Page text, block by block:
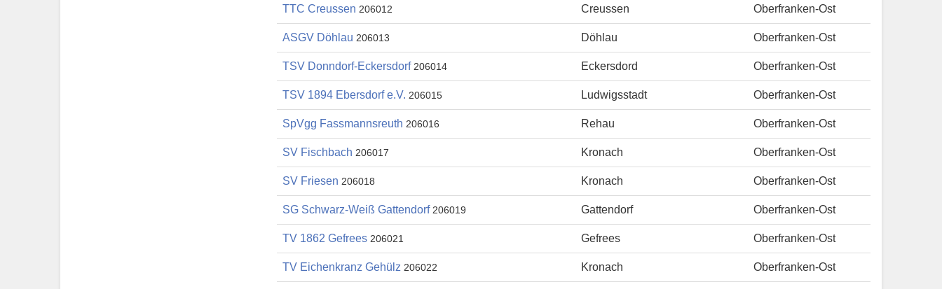
TTC Creussen 206012 Creussen Oberfranken-Ost
ASGV Döhlau 206013 Döhlau Oberfranken-Ost
TSV Donndorf-Eckersdorf 206014 Eckersdord Oberfranken-Ost
TSV 1894 Ebersdorf e.V. 206015 Ludwigsstadt Oberfranken-Ost
SpVgg Fassmannsreuth 206016 Rehau Oberfranken-Ost
SV Fischbach 206017 Kronach Oberfranken-Ost
SV Friesen 206018 Kronach Oberfranken-Ost
SG Schwarz-Weiß Gattendorf 206019 Gattendorf Oberfranken-Ost
TV 1862 Gefrees 206021 Gefrees Oberfranken-Ost
TV Eichenkranz Gehülz 206022 Kronach Oberfranken-Ost